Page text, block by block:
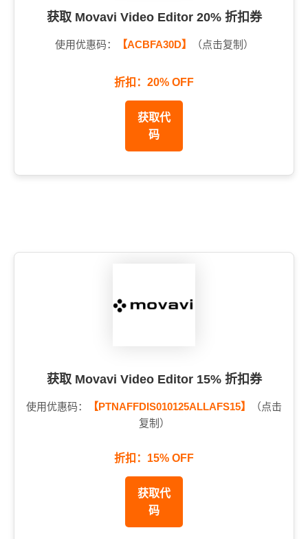
获取 Movavi Video Editor 20% 折扣券
使用优惠码： 【ACBFA30D】 （点击复制）
折扣：20% OFF
获取代
码
获取 Movavi Video Editor 15% 折扣券
使用优惠码： 【PTNAFFDIS010125ALLAFS15】
（点击
复制）
折扣：15% OFF
获取代
码